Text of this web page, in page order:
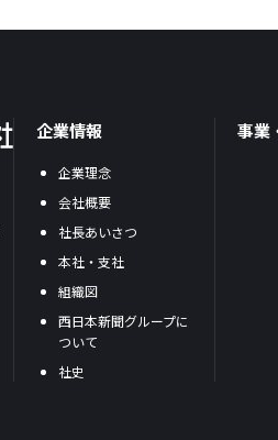
企業情報
企業理念
会社概要
社長あいさつ
本社・支社
組織図
西日本新聞グループに
ついて
社史
事業